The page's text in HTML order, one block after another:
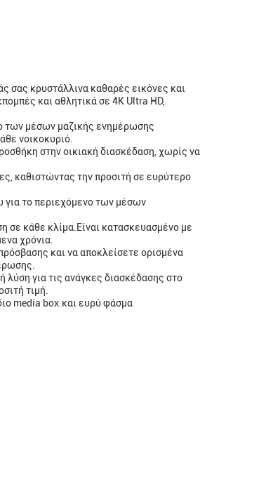
κρυστάλλινα καθαρές εικόνες και
και αθλητικά σε 4K Ultra HD,
των μέσων μαζικής ενημέρωσης
νοικοκυριό.
στην οικιακή διασκέδαση, χωρίς να
καθιστώντας την προσιτή σε ευρύτερο
για το περιεχόμενο των μέσων
σε κάθε κλίμα.Είναι κατασκευασμένο με
χρόνια.
και να αποκλείσετε ορισμένα
λύση για τις ανάγκες διασκέδασης στο
τιμή.
media box.και ευρύ φάσμα